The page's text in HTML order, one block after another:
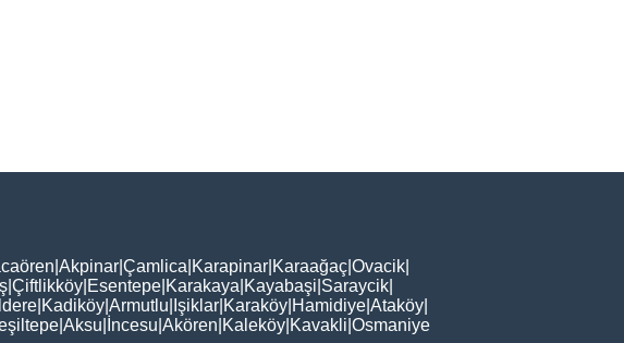
Akpinar Çamlica Karapinar Karaağaç Ovacik
Çiftlikköy Esentepe Karakaya Kayabaşi Saraycik
Kadiköy Armutlu Işiklar Karaköy Hamidiye Ataköy
Aksu İncesu Akören Kaleköy Kavakli Osmaniye